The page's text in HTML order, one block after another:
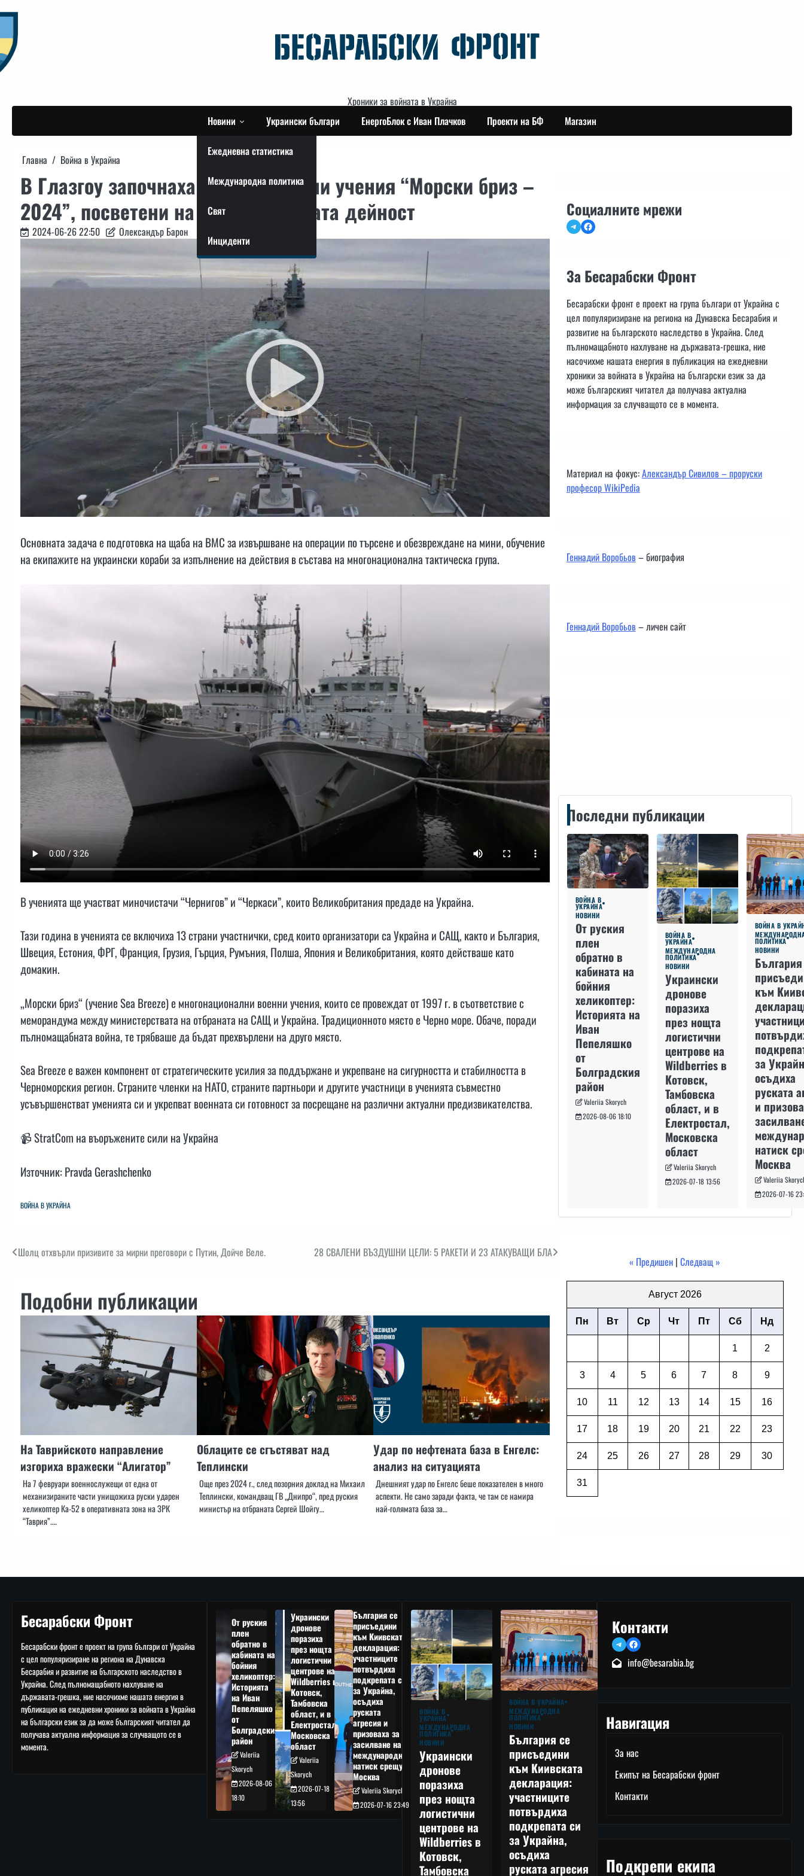
to
content
Хроники за войната в Украйна
Новини
Ежедневна статистика
Международна политика
Свят
Инциденти
Украински българи ЕнергоБлок с Иван Плачков Проекти на БФ Магазин
Главна Война в Украйна
В Глазгоу започнаха международни учения “Морски бриз –
2024”, посветени на противоминната дейност
2024-06-26 22:50 Олександър Барон
Основната задача е подготовка на щаба на ВМС за извършване на операции по търсене и обезвреждане на мини, обучение
на екипажите на украински кораби за изпълнение на действия в състава на многонационална тактическа група.
В ученията ще участват миночистачи “Чернигов” и “Черкаси”, които Великобритания предаде на Украйна.
Тази година в ученията се включиха 13 страни участнички, сред които организатори са Украйна и САЩ, както и България,
Швеция, Естония, ФРГ, Франция, Грузия, Гърция, Румъния, Полша, Япония и Великобритания, която действаше като
домакин.
„Морски бриз“ (учение Sea Breeze) е многонационални военни учения, които се провеждат от 1997 г. в съответствие с
меморандума между министерствата на отбраната на САЩ и Украйна. Традиционното място е Черно море. Обаче, поради
пълномащабната война, те трябваше да бъдат прехвърлени на друго място.
Sea Breeze е важен компонент от стратегическите усилия за поддържане и укрепване на сигурността и стабилността в
Черноморския регион. Страните членки на НАТО, страните партньори и другите участници в ученията съвместно
усъвършенстват уменията си и укрепват военната си готовност за посрещане на различни актуални предизвикателства.
📹 StratCom на въоръжените сили на Украйна
Източник: Pravda Gerashchenko
ВОЙНА В УКРАЙНА
Навигация
Шолц отхвърли призивите за мирни преговори с Путин, Дойче Веле. 28 СВАЛЕНИ ВЪЗДУШНИ ЦЕЛИ: 5 РАКЕТИ И 23 АТАКУВАЩИ БЛА
Подобни публикации
На Таврийското направление
изгориха вражески “Алигатор”
На 7 февруари военнослужещи от една от
механизираните части унищожиха руски ударен
хеликоптер Ка-52 в оперативната зона на ЗРК
“Таврия”.…
Облаците се сгъстяват над
Теплински
Още през 2024 г., след позорния доклад на Михаил
Теплински, командващ ГВ „Днипро“, пред руския
министър на отбраната Сергей Шойгу…
Удар по нефтената база в Енгелс:
анализ на ситуацията
Днешният удар по Енгелс беше показателен в много
аспекти. Не само заради факта, че там се намира
най-голямата база за…
Социалните мрежи
TelegramFacebook
За Бесарабски Фронт
Бесарабски фронт е проект на група българи от Украйна с
цел популяризиране на региона на Дунавска Бесарабия и
развитие на българското наследство в Украйна. След
пълномащабното нахлуване на държавата-грешка, ние
насочихме нашата енергия в публикация на ежедневни
хроники за войната в Украйна на български език за да
може българският читател да получава актуална
информация за случващото се в момента.
Материал на фокус:Александър Сивилов – проруски
професор WikiPedia
Геннадий Воробьов– биография
Геннадий Воробьов– личен сайт
Последни публикации
ВОЙНА В
УКРАЙНА
НОВИНИ
От руския
плен
обратно в
кабината на
бойния
хеликоптер:
Историята на
Иван
Пепеляшко
от
Болградския
район
Valeriia Skorych
2026-08-06 18:10
ВОЙНА В
УКРАЙНА
МЕЖДУНАРОДНА
ПОЛИТИКА
НОВИНИ
Украински
дронове
поразиха
през нощта
логистични
центрове на
Wildberries в
Котовск,
Тамбовска
област, и в
Електростал,
Московска
област
Valeriia Skorych
2026-07-18 13:56
ВОЙНА В
ПОЛИТИКА
НОВИНИ
към
за
осъдиха
руската
и
натиск
Москва
Valeriia
2026-07-16
« Предишен |Следващ »
Август 2026
Пн Вт Ср Чт Пт Сб Нд
1 2
3 4 5 6 7 8 9
10 11 12 13 14 15 16
17 18 19 20 21 22 23
24 25 26 27 28 29 30
31
Бесарабски Фронт
Бесарабски фронт е проект на група българи от Украйна
с цел популяризиране на региона на Дунавска
Бесарабия и развитие на българското наследство в
Украйна. След пълномащабното нахлуване на
държавата-грешка, ние насочихме нашата енергия в
публикация на ежедневни хроники за войната в Украйна
на български език за да може българският читател да
получава актуална информация за случващото се в
момента.
От руския
плен
обратно в
кабината на
бойния
хеликоптер:
Историята
на Иван
Пепеляшко
от
Болградския
район
Valeriia
Skorych
2026-08-06
18:10
Украински
дронове
поразиха
през нощта
логистични
центрове на
Wildberries в
Котовск,
Тамбовска
област, и в
Електростал,
Московска
област
Valeriia
Skorych
2026-07-18
13:56
България се
присъедини
към Киивската
декларация:
участниците
потвърдиха
подкрепата си
за Украйна,
осъдиха
руската
агресия и
призоваха за
засилване на
международния
натиск срещу
Москва
Valeriia Skorych
2026-07-16 23:49
ВОЙНА В
УКРАЙНА
МЕЖДУНАРОДНА
ПОЛИТИКА
НОВИНИ
Украински
дронове
поразиха
през нощта
логистични
центрове на
Wildberries в
Котовск,
Тамбовска
ВОЙНА В УКРАЙНА
МЕЖДУНАРОДНА
ПОЛИТИКА
НОВИНИ
България се
присъедини
към Киивската
декларация:
участниците
потвърдиха
подкрепата си
за Украйна,
осъдиха
руската агресия
Контакти
TelegramFacebook
info@besarabia.bg
Навигация
За нас
Екипът на Бесарабски фронт
Контакти
Подкрепи екипа